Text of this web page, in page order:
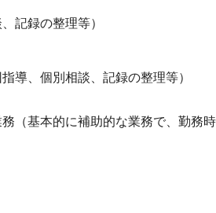
記録の整理等）
、個別相談、記録の整理等）
基本的に補助的な業務で、勤務時